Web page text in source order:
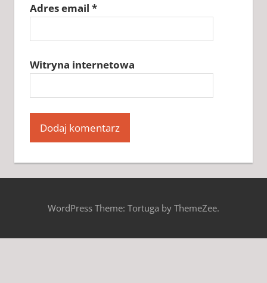
Adres email *
Witryna internetowa
WordPress Theme: Tortuga by ThemeZee.